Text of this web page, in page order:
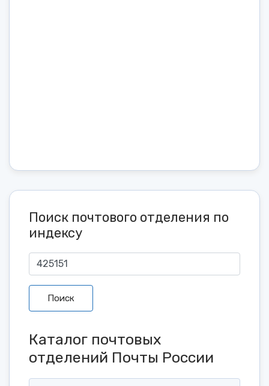
Поиск почтового отделения по
индексу
Поиск
Каталог почтовых
отделений Почты России